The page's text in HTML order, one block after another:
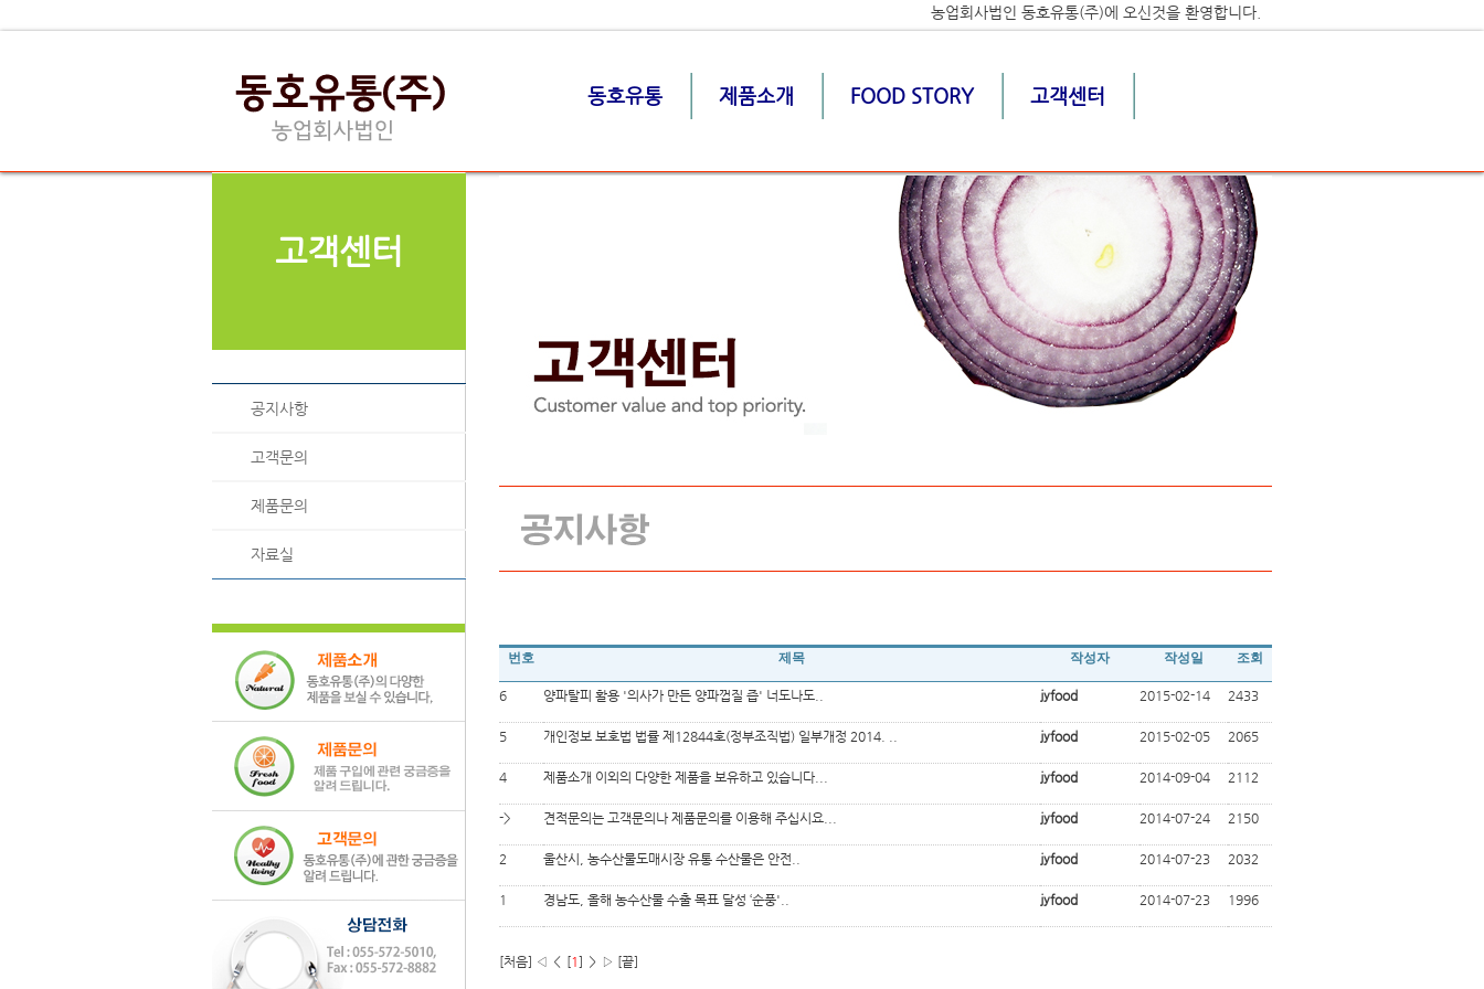
농업회사법인 동호유통(주)에 오신것을 환영합니다.
동호유통 제품소개 FOOD STORY 고객센터
고객센터
공지사항
고객문의
제품문의
자료실
번호 제목 작성자 작성일 조회
6 양파탈피 활용 '의사가 만든 양파껍질 즙' 너도나도.. jyfood 2015-02-14 2433
5 개인정보 보호법 법률 제12844호(정부조직법) 일부개정 2014. .. jyfood 2015-02-05 2065
4 제품소개 이외의 다양한 제품을 보유하고 있습니다... jyfood 2014-09-04 2112
-> 견적문의는 고객문의나 제품문의를 이용해 주십시요... jyfood 2014-07-24 2150
2 울산시, 농수산물도매시장 유통 수산물은 안전.. jyfood 2014-07-23 2032
1 경남도, 올해 농수산물 수출 목표 달성 ‘순풍'.. jyfood 2014-07-23 1996
[처음] ◁ ＜ [1] ＞ ▷ [끝]